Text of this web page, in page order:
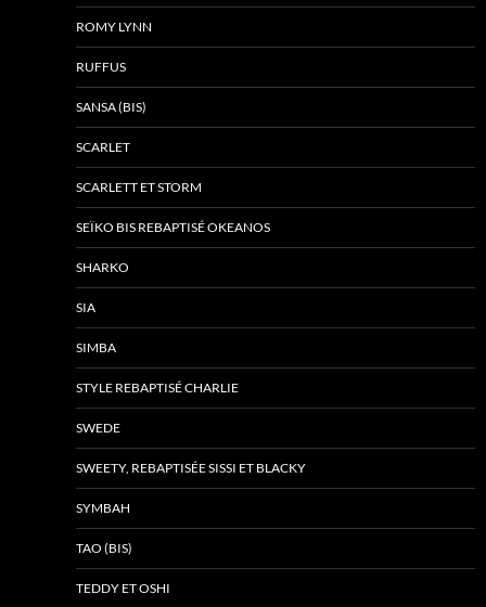
ROMY LYNN
RUFFUS
SANSA (BIS)
SCARLET
SCARLETT ET STORM
SEÏKO BIS REBAPTISÉ OKEANOS
SHARKO
SIA
SIMBA
STYLE REBAPTISÉ CHARLIE
SWEDE
SWEETY, REBAPTISÉE SISSI ET BLACKY
SYMBAH
TAO (BIS)
TEDDY ET OSHI